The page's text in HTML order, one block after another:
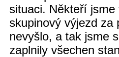
situaci. Někteří
skupinový výjezd za
nevyšlo, a tak jsme
zaplnily všechen